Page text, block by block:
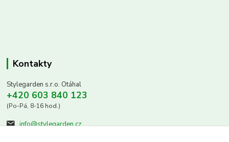
Kontakty
Stylegarden s.r.o. Otáhal
+420 603 840 123
(Po-Pá, 8-16 hod.)
info@stylegarden.cz